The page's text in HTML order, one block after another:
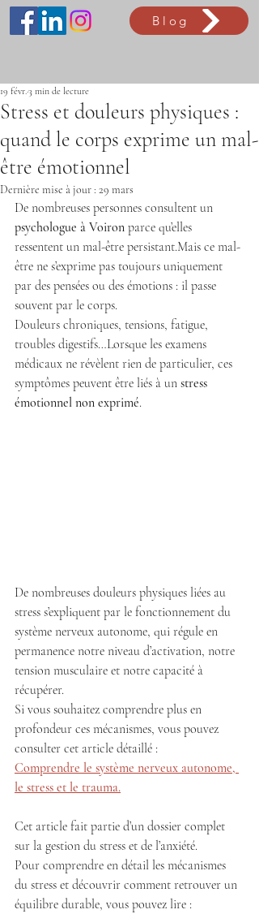
Blog
Stress et douleurs physiques :
quand le corps exprime un mal-
être émotionnel
19 févr.3 min de lecture
Dernière mise à jour : 29 mars
De nombreuses personnes consultent un
psychologue à Voiron parce qu’elles
ressentent un mal-être persistant.Mais ce mal-
être ne s’exprime pas toujours uniquement
par des pensées ou des émotions : il passe
souvent par le corps.
Douleurs chroniques, tensions, fatigue,
troubles digestifs…Lorsque les examens
médicaux ne révèlent rien de particulier, ces
symptômes peuvent être liés à un stress
émotionnel non exprimé.
De nombreuses douleurs physiques liées au
stress s’expliquent par le fonctionnement du
système nerveux autonome, qui régule en
permanence notre niveau d’activation, notre
tension musculaire et notre capacité à
récupérer.
Si vous souhaitez comprendre plus en
profondeur ces mécanismes, vous pouvez
consulter cet article détaillé :
Comprendre le système nerveux autonome,
le stress et le trauma.
Cet article fait partie d’un dossier complet
sur la gestion du stress et de l’anxiété.
Pour comprendre en détail les mécanismes
du stress et découvrir comment retrouver un
équilibre durable, vous pouvez lire :